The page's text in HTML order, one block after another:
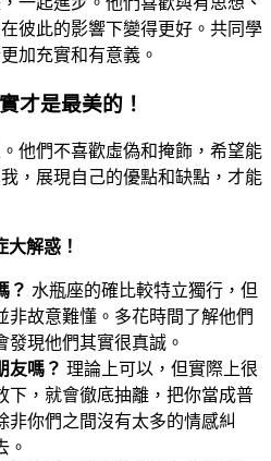
彼此的影響下變得更好。共同學
加充實和有意義。
才是最美的！
他們不喜歡虛偽和掩飾，希望能
，展現自己的優點和缺點，才能
解惑！
？ 水瓶座的確比較特立獨行，但
非故意難懂。多花時間了解他們
發現他們其實很真誠。
友嗎？ 理論上可以，但實際上很
下，就會徹底抽離，把你當成普
非你們之間沒有太多的情感糾
。